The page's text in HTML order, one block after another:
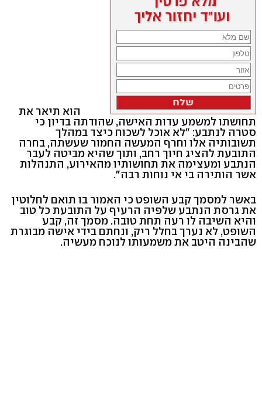
הוא תיאר את
תחושתו למשמע עדות האישה, שהודתה בדיון כי
סטרה לנתבע: "לא אוכל לשכוח כיצד במהלך
תשובותיה אלו וחרף המעשה החמור שעשתה, בחרה
התובעת להציג חיוך רחב, ותוך שהיא מביטה לעבר
הנתבע ומעצימה את תחושותיו מהאירוע, התנהלות
אשר הותירה בי אי נוחות רבה".
באשר למסמך קבע השופט כי האמור בו תואם לחלוטין
את גרסת הנתבע שלפיה הרעיף על התובעת כל טוב
והיא השיבה לו רעה תחת טובה. מסמך זה, קבע
השופט, לא נערך בחלל ריק, ונחתם בידי אישה מבוגרת
שהבינה היטב את משמעותו לנוכח מעשיה.